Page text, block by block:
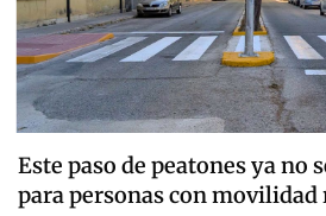
Este paso de peatones ya no
para personas con movilidad